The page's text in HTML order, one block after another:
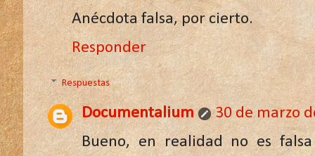
Anécdota falsa, por cierto.
Responder
Respuestas
Documentalium
30 de marzo
Bueno, en realidad no es